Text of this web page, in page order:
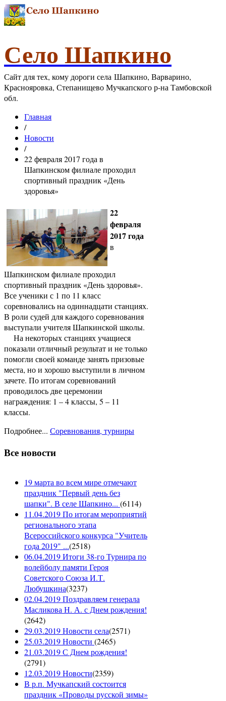
Село Шапкино
Сайт для тех, кому дороги села Шапкино, Варварино,
Краснояровка, Степанищево Мучкапского р-на Тамбовской
обл.
Главная
/
Новости
/
22 февраля 2017 года в
Шапкинском филиале проходил
спортивный праздник «День
здоровья»
22
февраля
2017 года
в
Шапкинском филиале проходил
спортивный праздник «День здоровья».
Все ученики с 1 по 11 класс
соревновались на одиннадцати станциях.
В роли судей для каждого соревнования
выступали учителя Шапкинской школы.
На некоторых станциях учащиеся
показали отличный результат и не только
помогли своей команде занять призовые
места, но и хорошо выступили в личном
зачете. По итогам соревнований
проводилось две церемонии
награждения: 1 – 4 классы, 5 – 11
классы.
Подробнее... Соревнования, турниры
Все новости
19 марта во всем мире отмечают
праздник "Первый день без
шапки". В селе Шапкино... (6114)
11.04.2019 По итогам мероприятий
регионального этапа
Всероссийского конкурса "Учитель
года 2019" ...(2518)
06.04.2019 Итоги 38-го Турнира по
волейболу памяти Героя
Советского Союза И.Т.
Любушкина(3237)
02.04.2019 Поздравляем генерала
Масликова Н. А. с Днем рождения!
(2642)
29.03.2019 Новости села(2571)
25.03.2019 Новости (2465)
21.03.2019 С Днем рождения!
(2791)
12.03.2019 Новости(2359)
В р.п. Мучкапский состоится
праздник «Проводы русской зимы»